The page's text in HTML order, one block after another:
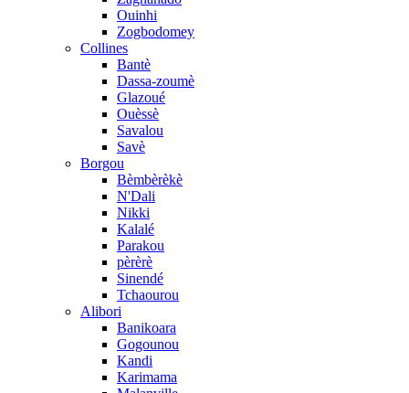
Ouinhi
Zogbodomey
Collines
Bantè
Dassa-zoumè
Glazoué
Ouèssè
Savalou
Savè
Borgou
Bèmbèrèkè
N'Dali
Nikki
Kalalé
Parakou
pèrèrè
Sinendé
Tchaourou
Alibori
Banikoara
Gogounou
Kandi
Karimama